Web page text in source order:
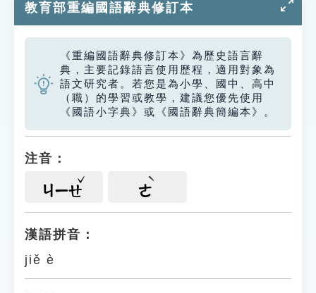
單字索引
生命大百科索引
遊戲專區
教學應用
貓頭鷹博士
教育部重編國語辭典修訂本
《重編國語辭典修訂本》為歷史語言辭
典，主要記錄語言使用歷程，適用對象為
語文研究者。若您是為小學、國中、高中
（職）的學習或教學，建議您優先使用
《國語小字典》或《國語辭典簡編本》。
注音：
ㄐㄧㄝ ㄜ
漢語拼音：
jiě è